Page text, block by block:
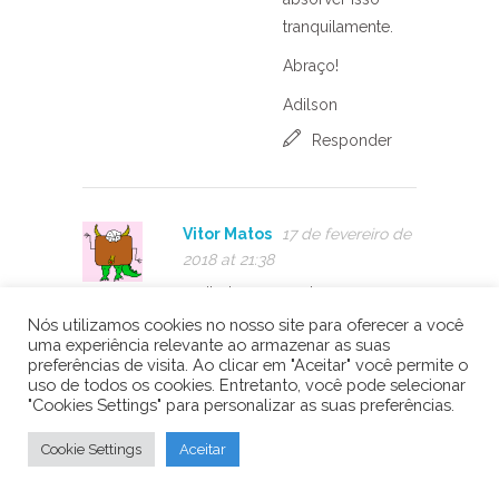
tranquilamente.
Abraço!
Adilson
Responder
Vitor Matos
17 de fevereiro de
2018 at 21:38
muito bom o post, mas como
exibir sms que o modulo
receba?
Responder
Nós utilizamos cookies no nosso site para oferecer a você
uma experiência relevante ao armazenar as suas
preferências de visita. Ao clicar em "Aceitar" você permite o
uso de todos os cookies. Entretanto, você pode selecionar
"Cookies Settings" para personalizar as suas preferências.
Cookie Settings Aceitar